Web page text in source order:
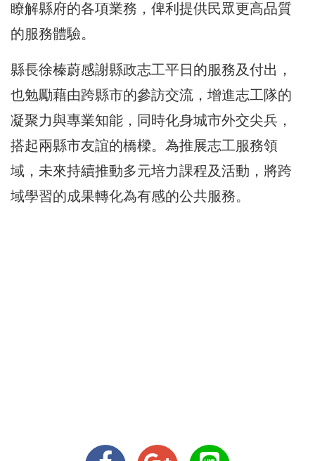
瞭解縣府的各項業務，俾利提供民眾更高品質
的服務體驗。
縣長徐榛蔚感謝縣政志工平日的服務及付出，
也勉勵藉由跨縣市的參訪交流，增進志工隊的
凝聚力與專業知能，同時化身城市外交尖兵，
搭起兩縣市友誼的橋樑。為推展志工服務領
域，未來持續推動多元培力課程及活動，將跨
域學習的成果轉化為有感的公共服務。